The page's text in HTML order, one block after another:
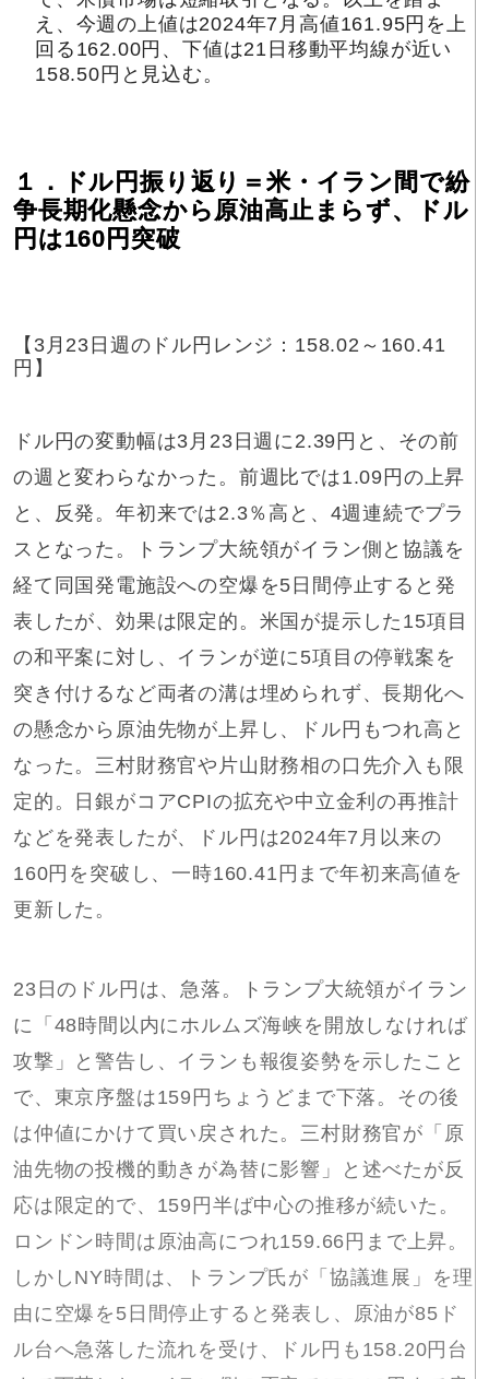
え、今週の上値は2024年7月高値161.95円を上
回る162.00円、下値は21日移動平均線が近い
158.50円と見込む。
１．ドル円振り返り＝米・イラン間で紛
争長期化懸念から原油高止まらず、ドル
円は160円突破
【3月23日週のドル円レンジ：158.02～160.41
円】
ドル円の変動幅は3月23日週に2.39円と、その前
の週と変わらなかった。前週比では1.09円の上昇
と、反発。年初来では2.3％高と、4週連続でプラ
スとなった。トランプ大統領がイラン側と協議を
経て同国発電施設への空爆を5日間停止すると発
表したが、効果は限定的。米国が提示した15項目
の和平案に対し、イランが逆に5項目の停戦案を
突き付けるなど両者の溝は埋められず、長期化へ
の懸念から原油先物が上昇し、ドル円もつれ高と
なった。三村財務官や片山財務相の口先介入も限
定的。日銀がコアCPIの拡充や中立金利の再推計
などを発表したが、ドル円は2024年7月以来の
160円を突破し、一時160.41円まで年初来高値を
更新した。
23日のドル円は、急落。トランプ大統領がイラン
に「48時間以内にホルムズ海峡を開放しなければ
攻撃」と警告し、イランも報復姿勢を示したこと
で、東京序盤は159円ちょうどまで下落。その後
は仲値にかけて買い戻された。三村財務官が「原
油先物の投機的動きが為替に影響」と述べたが反
応は限定的で、159円半ば中心の推移が続いた。
ロンドン時間は原油高につれ159.66円まで上昇。
しかしNY時間は、トランプ氏が「協議進展」を理
由に空爆を5日間停止すると発表し、原油が85ド
ル台へ急落した流れを受け、ドル円も158.20円台